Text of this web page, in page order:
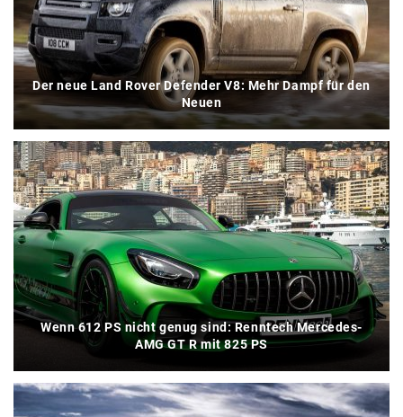
Der neue Land Rover Defender V8: Mehr Dampf für den
Neuen
Wenn 612 PS nicht genug sind: Renntech Mercedes-
AMG GT R mit 825 PS